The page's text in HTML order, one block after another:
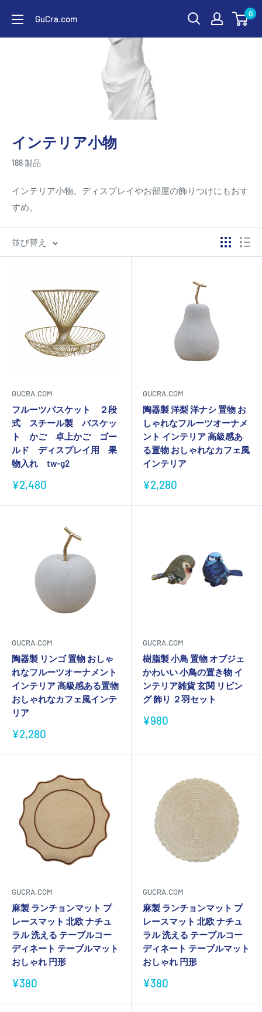
テ
GuCra.com 0
インテリア小物
188 製品
インテリア小物。ディスプレイやお部屋の飾りつけにもおす
すめ。
並び替え
GUCRA.COM
フルーツバスケット ２段
式 スチール製 バスケッ
ト かご 卓上かご ゴー
ルド ディスプレイ用 果
物入れ tw-g2
販
価
¥2,480
GUCRA.COM
陶器製 洋梨 洋ナシ 置物 お
しゃれなフルーツオーナメ
ント インテリア 高級感あ
る置物 おしゃれなカフェ風
インテリア
販
価
¥2,280
GUCRA.COM
陶器製 リンゴ 置物 おしゃ
れなフルーツオーナメント
インテリア 高級感ある置物
おしゃれなカフェ風インテ
リア
販
価
¥2,280
GUCRA.COM
樹脂製 小鳥 置物 オブジェ
かわいい 小鳥の置き物 イ
ンテリア雑貨 玄関 リビン
グ 飾り ２羽セット
販
格
¥980
GUCRA.COM
麻製 ランチョンマット プ
レースマット 北欧 ナチュ
ラル 洗える テーブルコー
ディネート テーブルマット
おしゃれ 円形
販
価
¥380
GUCRA.COM
麻製 ランチョンマット プ
レースマット 北欧 ナチュ
ラル 洗える テーブルコー
ディネート テーブルマット
おしゃれ 円形
販
価
¥380